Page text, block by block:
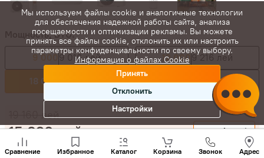
Мощность, BTU:
9 000 9 016 лей 12 000 9 216 лей
18 00015 328 лей 24 00020 488 лей
лей
15 328лей - +
Купить сейчас
Сравнение Избранное Каталог Корзина Звонок Адрес
нам
+(373)
Мы используем файлы cookie и аналогичные технологии
для обеспечения надежной работы сайта, анализа
посещаемости и оптимизации рекламы. Вы можете
принять все файлы cookie, отклонить их или настроить
параметры конфиденциальности по своему выбору.
Информация о файлах Cookie
Принять
Отклонить
Настройки